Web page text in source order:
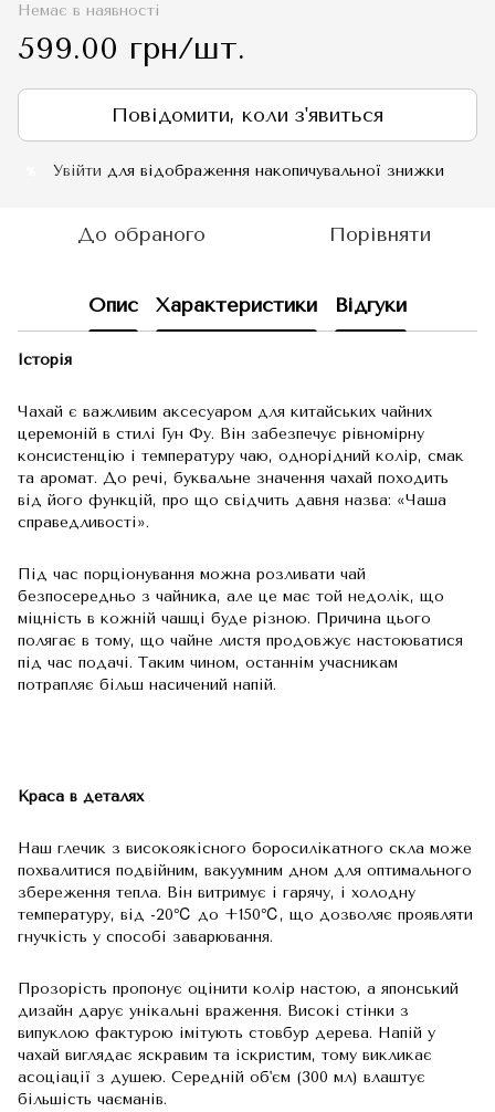
Немає в наявності
599.00 грн/шт.
Повідомити, коли з'явиться
Увійти для відображення накопичувальної знижки
До обраного Порівняти
Опис Характеристики Відгуки
Історія
Чахай є важливим аксесуаром для китайських чайних
церемоній в стилі Гун Фу. Він забезпечує рівномірну
консистенцію і температуру чаю, однорідний колір, смак
та аромат. До речі, буквальне значення чахай походить
від його функцій, про що свідчить давня назва: «Чаша
справедливості».
Під час порціонування можна розливати чай
безпосередньо з чайника, але це має той недолік, що
міцність в кожній чашці буде різною. Причина цього
полягає в тому, що чайне листя продовжує настоюватися
під час подачі. Таким чином, останнім учасникам
потрапляє більш насичений напій.
Краса в деталях
Наш глечик з високоякісного боросилікатного скла може
похвалитися подвійним, вакуумним дном для оптимального
збереження тепла. Він витримує і гарячу, і холодну
температуру, від -20℃ до +150℃, що дозволяє проявляти
гнучкість у способі заварювання.
Прозорість пропонує оцінити колір настою, а японський
дизайн дарує унікальні враження. Високі стінки з
випуклою фактурою імітують стовбур дерева. Напій у
чахай виглядає яскравим та іскристим, тому викликає
асоціації з душею. Середній об'єм (300 мл) влаштує
більшість чаєманів.